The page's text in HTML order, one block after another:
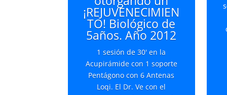
¡REJUVENECIMIEN
TO! Biológico de
5años. Año 2012
1 sesión de 30' en la
Acupirámide con 1 soporte
Pentágono con 6 Antenas
Loqi. El Dr. Ve con el